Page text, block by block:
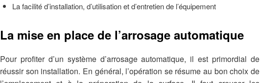
La facilité d’installation, d’utilisation et d’entretien de l’équipement
La mise en place de l’arrosage automatique
Pour profiter d’un système d’arrosage automatique, il est primordial de
réussir son installation. En général, l’opération se résume au bon choix de